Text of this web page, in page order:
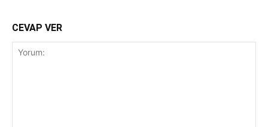
CEVAP VER